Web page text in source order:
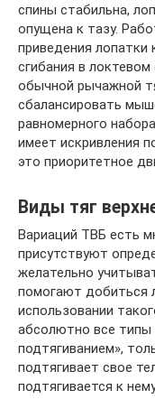
спины стабильна,
опущена к тазу.
приведения лопатки
сгибания в локтевом
обычной рычажной
сбалансировать
равномерного
имеет искривления
это приоритетное
Виды тяг
Вариаций ТВБ есть
присутствуют
желательно
помогают добиться
использовании
абсолютно все типы
подтягиванием»,
подтягивает свое
подтягивается к